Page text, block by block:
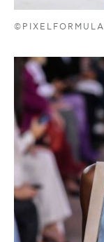
©PIXELFORMULA